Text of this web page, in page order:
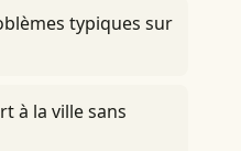
typiques sur
à la ville sans